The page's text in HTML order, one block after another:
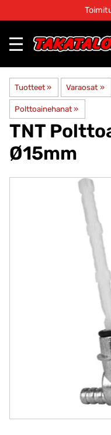
Tuotteet ‪» Varaosat ‪»
Polttoainehanat ‪»
TNT
Ø15mm